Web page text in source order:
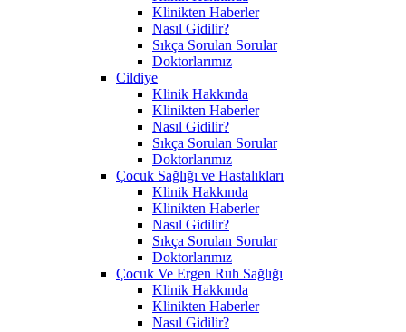
Klinikten Haberler
Nasıl Gidilir?
Sıkça Sorulan Sorular
Doktorlarımız
Cildiye
Klinik Hakkında
Klinikten Haberler
Nasıl Gidilir?
Sıkça Sorulan Sorular
Doktorlarımız
Çocuk Sağlığı ve Hastalıkları
Klinik Hakkında
Klinikten Haberler
Nasıl Gidilir?
Sıkça Sorulan Sorular
Doktorlarımız
Çocuk Ve Ergen Ruh Sağlığı
Klinik Hakkında
Klinikten Haberler
Nasıl Gidilir?